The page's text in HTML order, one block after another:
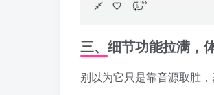
三、细节功能拉满，
别以为它只是靠音源取胜